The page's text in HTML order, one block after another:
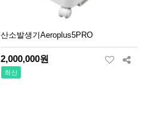
산소발생기Aeroplus5PRO
2,000,000원
최신